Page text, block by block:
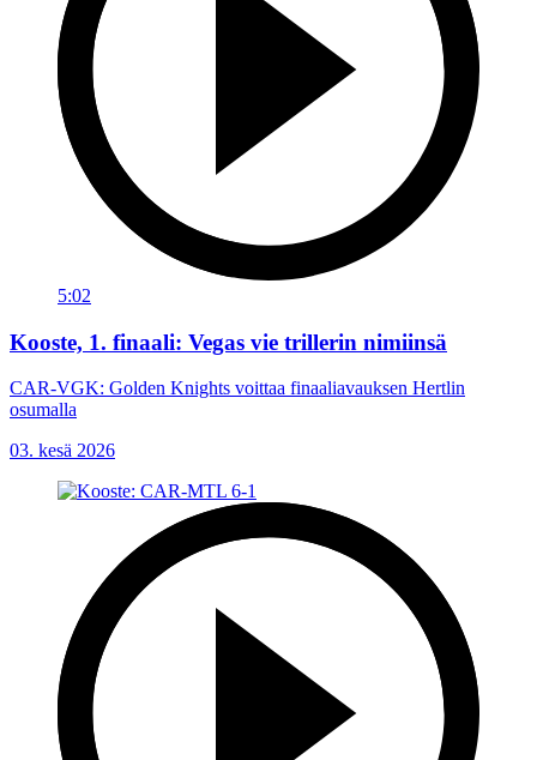
5:02
Kooste, 1. finaali: Vegas vie trillerin nimiinsä
CAR-VGK: Golden Knights voittaa finaaliavauksen Hertlin
osumalla
03. kesä 2026